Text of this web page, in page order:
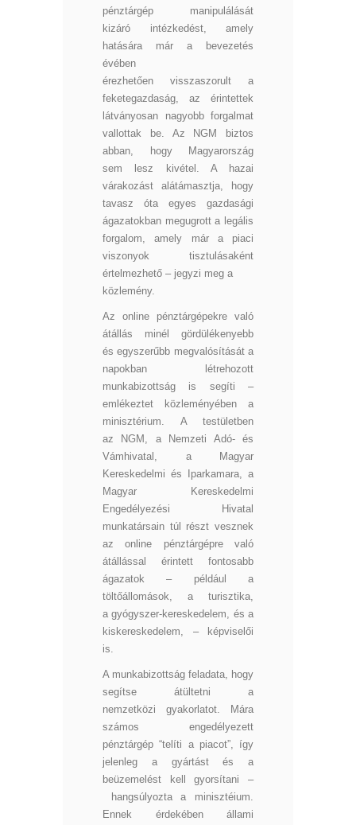
pénztárgép manipulálását
kizáró intézkedést, amely
hatására már a bevezetés
évében
érezhetően visszaszorult a
feketegazdaság, az érintettek
látványosan nagyobb forgalmat
vallottak be. Az NGM biztos
abban, hogy Magyarország
sem lesz kivétel. A hazai
várakozást alátámasztja, hogy
tavasz óta egyes gazdasági
ágazatokban megugrott a legális
forgalom, amely már a piaci
viszonyok tisztulásaként
értelmezhető – jegyzi meg a
közlemény.
Az online pénztárgépekre való
átállás minél gördülékenyebb
és egyszerűbb megvalósítását a
napokban létrehozott
munkabizottság is segíti –
emlékeztet közleményében a
minisztérium. A testületben
az NGM, a Nemzeti Adó- és
Vámhivatal, a Magyar
Kereskedelmi és Iparkamara, a
Magyar Kereskedelmi
Engedélyezési Hivatal
munkatársain túl részt vesznek
az online pénztárgépre való
átállással érintett fontosabb
ágazatok – például a
töltőállomások, a turisztika,
a gyógyszer-kereskedelem, és a
kiskereskedelem, – képviselői
is.
A munkabizottság feladata, hogy
segítse átültetni a
nemzetközi gyakorlatot. Mára
számos engedélyezett
pénztárgép “telíti a piacot”, így
jelenleg a gyártást és a
beüzemelést kell gyorsítani –
hangsúlyozta a minisztéium.
Ennek érdekében állami